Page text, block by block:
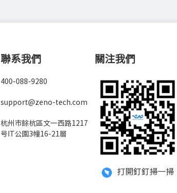
聯系我們
400-088-9280
support@zeno-tech.com
杭州市餘杭區文一西路1217
号IT公園3幢16-21層
關注我們
打開釘釘掃一掃